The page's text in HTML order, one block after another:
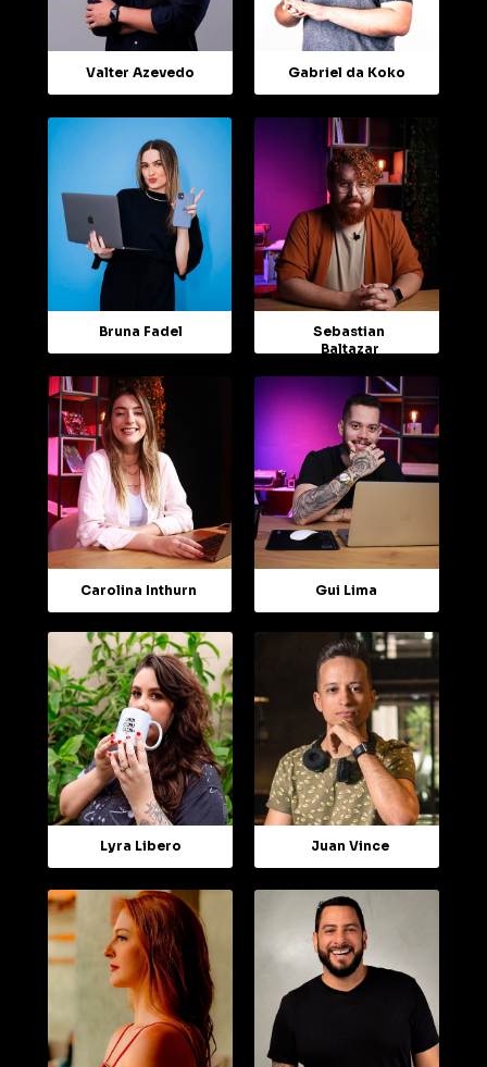
Valter Azevedo Gabriel da Koko
Bruna Fadel
Sebastian
Baltazar
Carolina Inthurn Gui Lima
Lyra Libero Juan Vince